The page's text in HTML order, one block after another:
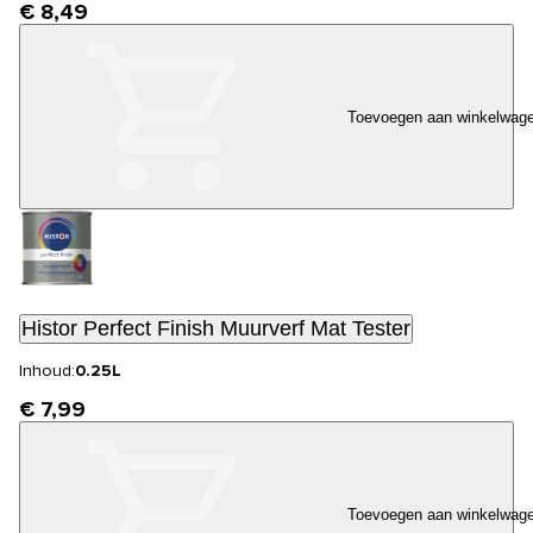
€ 8,49
Toevoegen aan
Histor Perfect Finish Muurverf Mat Tester
Inhoud:0.25L
€ 7,99
Toevoegen aan